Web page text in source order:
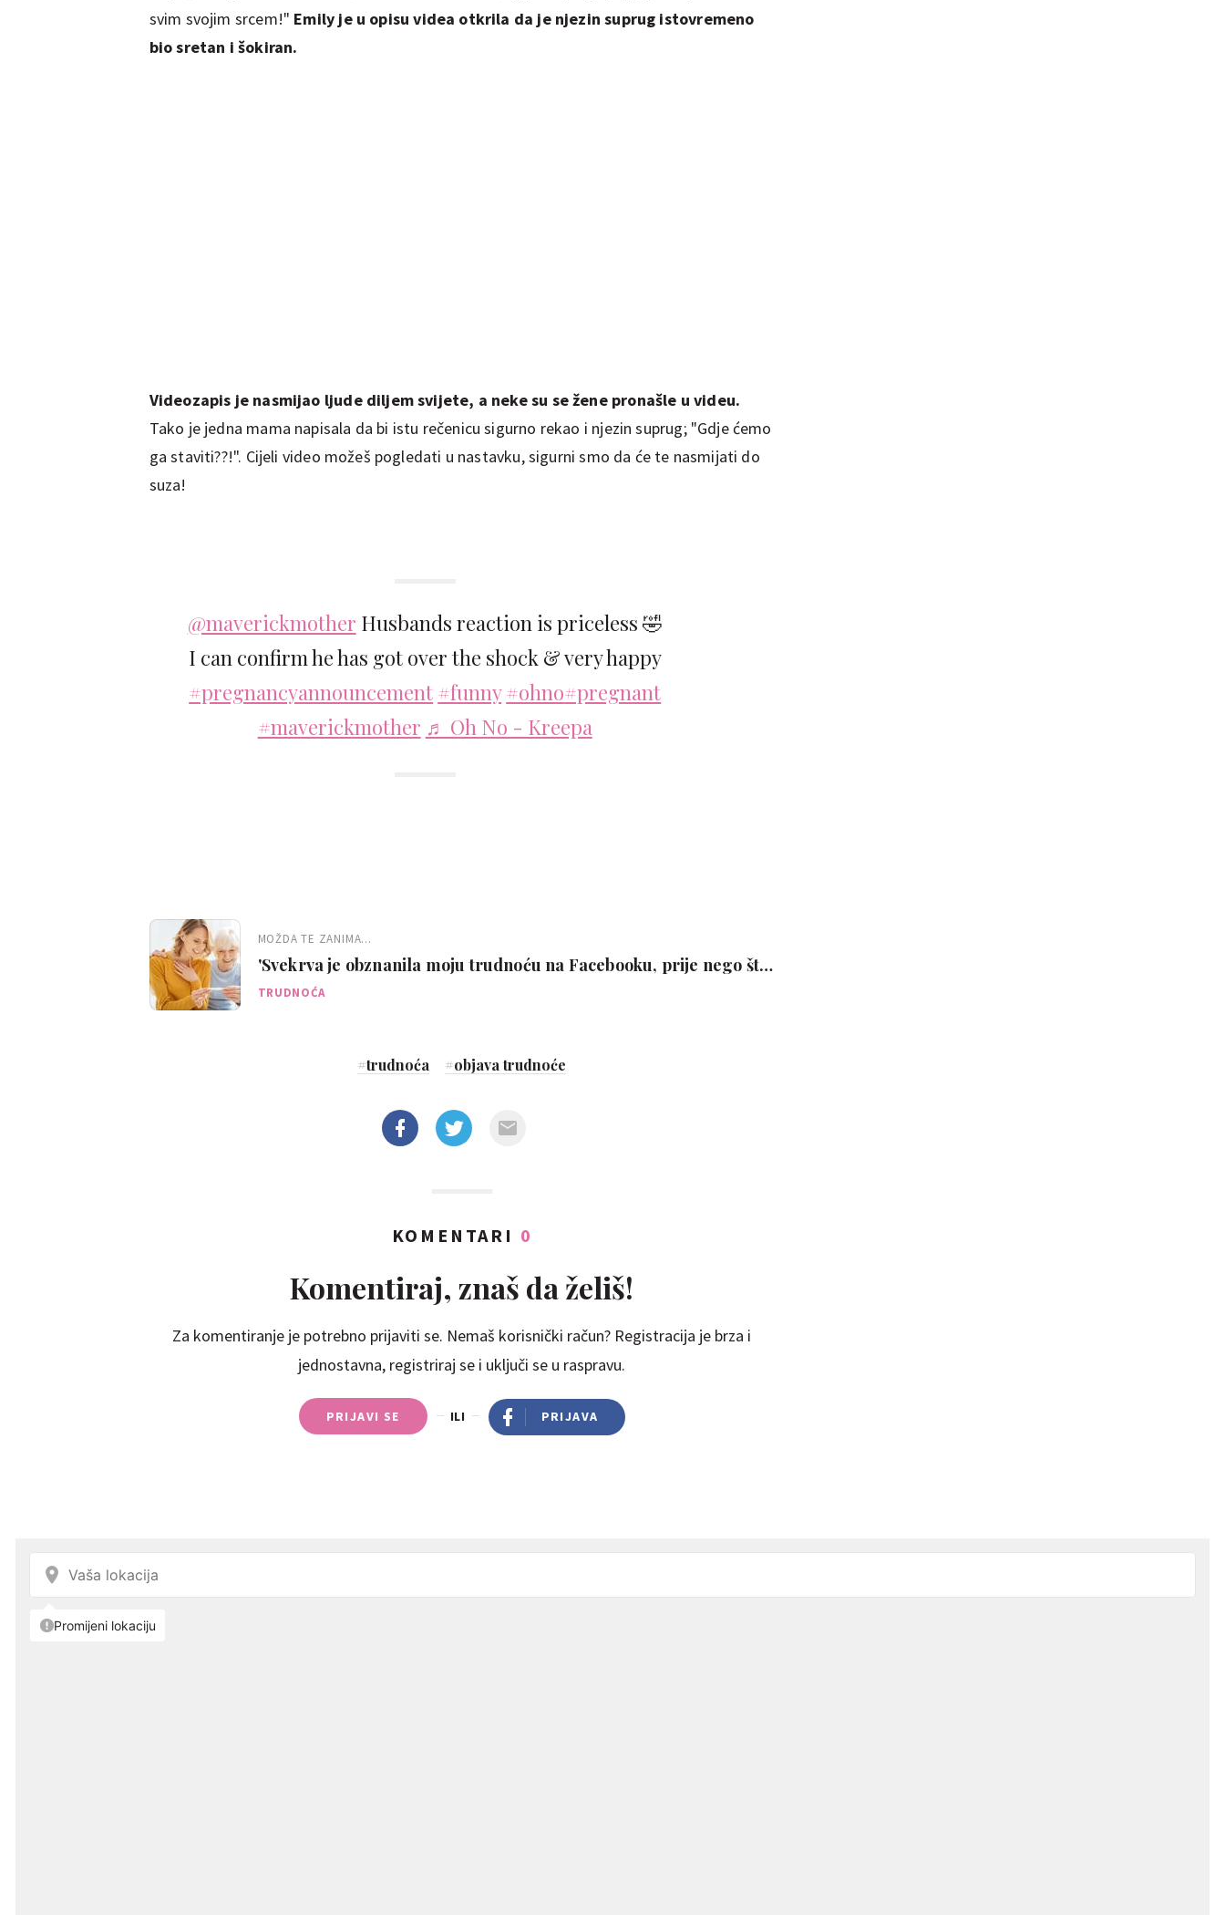
svim svojim srcem!" Emily je u opisu videa otkrila da je njezin suprug istovremeno
bio sretan i šokiran.
Videozapis je nasmijao ljude diljem svijete, a neke su se žene pronašle u videu.
Tako je jedna mama napisala da bi istu rečenicu sigurno rekao i njezin suprug; "Gdje ćemo
ga staviti??!". Cijeli video možeš pogledati u nastavku, sigurni smo da će te nasmijati do
suza!
@maverickmother Husbands reaction is priceless 🤣
I can confirm he has got over the shock & very happy
#pregnancyannouncement #funny#ohno#pregnant
#maverickmother ♬ Oh No - Kreepa
MOŽDA TE ZANIMA...
'Svekrva je obznanila moju trudnoću na Facebooku, prije nego što
sam uopće rekla svojoj obitelji'
TRUDNOĆA
#trudnoća #objava trudnoće
KOMENTARI 0
Komentiraj, znaš da želiš!
Za komentiranje je potrebno prijaviti se. Nemaš korisnički račun? Registracija je brza i
jednostavna, registriraj se i uključi se u raspravu.
PRIJAVI SE ILI PRIJAVA